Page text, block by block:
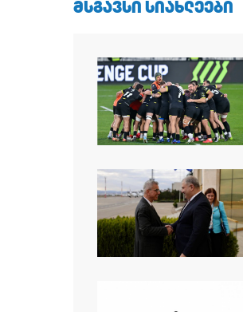
ᲛᲡᲒᲐᲕᲡᲘ ᲡᲘᲐᲮᲚᲔᲔᲑᲘ